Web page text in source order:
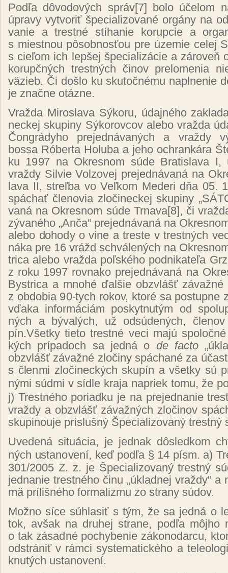
Pod­ľa dô­vo­do­vých správ[7] bo­lo úče­lom
úp­ra­vy vy­tvo­riť špe­cia­li­zo­va­né or­gá­ny na
va­nie a tres­tné stí­ha­nie ko­rup­cie a
s mies­tnou pô­sob­nos­ťou pre úze­mie ce­lej
s cie­ľom ich lep­šej špe­cia­li­zá­cie a zá­ro­veň
ko­rup­čných tres­tných či­nov pre­lo­me­nia
vä­zieb. Či doš­lo ku sku­toč­né­mu napl­ne­nie
je znač­ne otáz­ne.
Vraž­da Mi­ros­la­va Sý­ko­ru, údaj­né­ho
nec­kej sku­pi­ny Sý­ko­rov­cov ale­bo vraž­da
Čon­grá­dy­ho pre­jed­ná­va­ných a vraž­dy
bos­sa Ró­ber­ta Ho­lu­ba a je­ho ochran­ká­ra
ku 1997 na Ok­res­nom sú­de Bra­tis­la­va I,
vraž­dy Sil­vie Vol­zo­vej pre­jed­ná­va­ná na
la­va II, streľ­ba vo Veľ­kom Me­de­ri dňa 05.
spá­chať čle­no­via zlo­či­nec­kej sku­pi­ny „
va­ná na Ok­res­nom sú­de Tr­na­va[8], či
zý­va­né­ho „An­ča“ pre­jed­ná­va­ná na
ale­bo do­ho­dy o vi­ne a tres­te v tres­tných
ná­ka pre 16 vrážd schvá­le­ných na
tri­ca ale­bo vraž­da poľ­ské­ho pod­ni­ka­te­ľa
z ro­ku 1997 rov­na­ko pre­jed­ná­va­ná na
Bys­tri­ca a mno­hé ďal­šie obzvlášť zá­važ­né
z ob­do­bia 90-tych ro­kov, kto­ré sa pos­tup­ne
vďa­ka in­for­má­ciám pos­kyt­nu­tým od
ných a bý­va­lých, už od­sú­de­ných,
pín.Všet­ky tie­to tres­tné ve­ci ma­jú
kých prí­pa­doch sa jed­ná o de fac­to
obzvlášť zá­važ­né zlo­či­ny spá­cha­né za
s člen­mi zlo­či­nec­kých sku­pín a všet­ky sú
ný­mi súd­mi v síd­le kra­ja na­priek to­mu, že
j) Tres­tné­ho po­riad­ku je na pre­jed­na­nie
vraž­dy a obzvlášť zá­važ­ných zlo­či­nov
sku­pi­nou­je prís­luš­ný Špe­cia­li­zo­va­ný trest­ný
Uve­de­ná si­tuácia, je jed­nak dôs­led­kom
ných us­ta­no­ve­ní, keď pod­ľa § 14 písm. a)
301/2005 Z. z. je Špe­cia­li­zo­va­ný trest­ný
jed­na­nie tres­tné­ho či­nu „úk­lad­nej vraž­dy“ a
mä príl­iš­né­ho for­ma­liz­mu zo stra­ny sú­dov.
Mož­no sí­ce súh­la­siť s tým, že sa jed­ná o
tok, av­šak na dru­hej stra­ne, pod­ľa môj­ho
o tak zá­sad­né po­chy­be­nie zá­ko­no­dar­cu,
od­strá­niť v rám­ci sys­te­ma­tic­ké­ho a
knu­tých us­ta­no­ve­ní.